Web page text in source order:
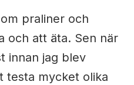
praliner och
och att äta. Sen när
innan jag blev
testa mycket olika